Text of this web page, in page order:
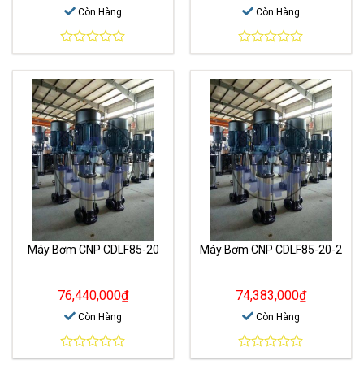
Còn Hàng
0
out
of
5
Còn Hàng
0
out
of
5
Máy Bơm CNP CDLF85-20
76,440,000₫
Còn Hàng
0
Máy Bơm CNP CDLF85-20-2
74,383,000₫
Còn Hàng
0